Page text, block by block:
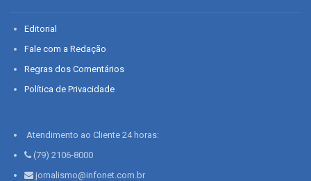
Editorial
Fale com a Redação
Regras dos Comentários
Política de Privacidade
Atendimento ao Cliente 24 horas:
(79) 2106-8000
jornalismo@infonet.com.br